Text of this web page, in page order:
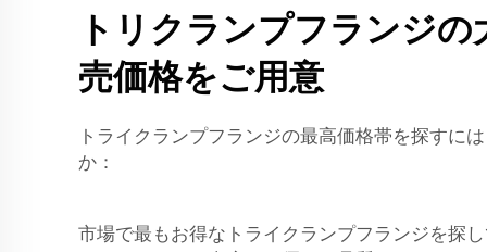
トリクランプフランジの
売価格をご用意
トライクランプフランジの最高価格帯を探すに
か：
市場で最もお得なトライクランプフランジを探